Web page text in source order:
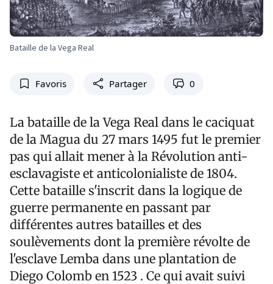
Bataille de la Vega Real
Favoris Partager 0
La bataille de la Vega Real dans le caciquat
de la Magua du 27 mars 1495 fut le premier
pas qui allait mener à la Révolution anti-
esclavagiste et anticolonialiste de 1804.
Cette bataille s'inscrit dans la logique de
guerre permanente en passant par
différentes autres batailles et des
soulèvements dont la première révolte de
l'esclave Lemba dans une plantation de
Diego Colomb en 1523 . Ce qui avait suivi